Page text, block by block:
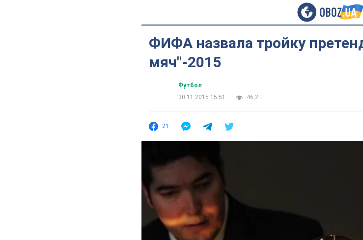
ФИФА назвала тройку
мяч"-2015
Футбол
30.11.2015 15:51
46,2 т.
21